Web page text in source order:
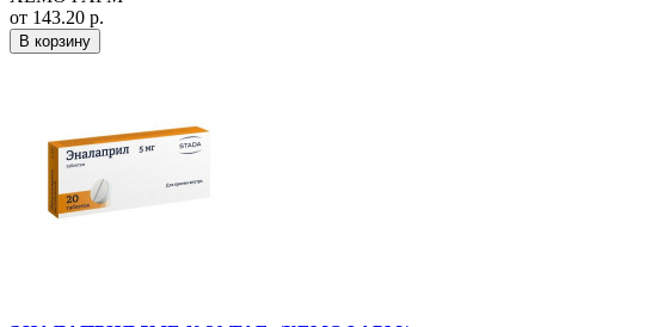
от 143.20 р.
В корзину